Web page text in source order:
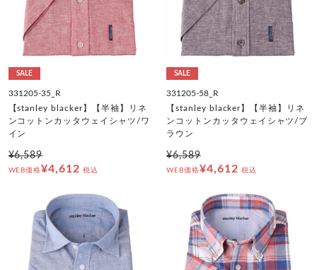
SALE
331205-35_R
【stanley blacker】【半袖】リネ
ンコットンカッタウェイシャツ/ワ
イン
¥6,589
WEB価格¥4,612 税込
SALE
331205-58_R
【stanley blacker】【半袖】リネ
ンコットンカッタウェイシャツ/ブ
ラウン
¥6,589
WEB価格¥4,612 税込